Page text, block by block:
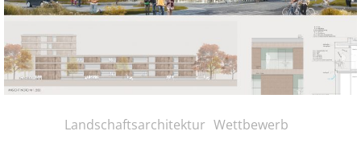
Landschaftsarchitektur Wettbewerb